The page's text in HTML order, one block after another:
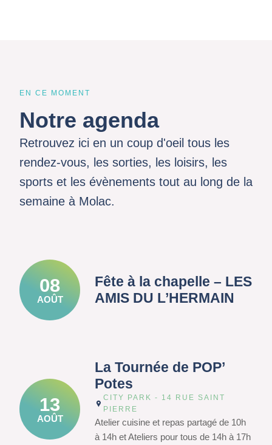
EN CE MOMENT
Notre agenda
Retrouvez ici en un coup d'oeil tous les
rendez-vous, les sorties, les loisirs, les
sports et les évènements tout au long de la
semaine à Molac.
08
AOÛT
Fête à la chapelle – LES
AMIS DU L’HERMAIN
13
AOÛT
La Tournée de POP’
Potes
CITY PARK - 14 RUE SAINT
PIERRE
Atelier cuisine et repas partagé de 10h
à 14h et Ateliers pour tous de 14h à 17h